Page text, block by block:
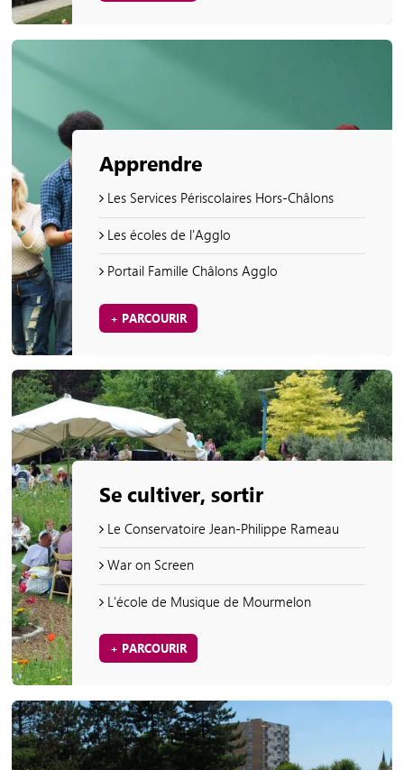
Apprendre
Les Services Périscolaires Hors-Châlons
Les écoles de l'Agglo
Portail Famille Châlons Agglo
+ PARCOURIR
Se cultiver, sortir
Le Conservatoire Jean-Philippe Rameau
War on Screen
L'école de Musique de Mourmelon
+ PARCOURIR